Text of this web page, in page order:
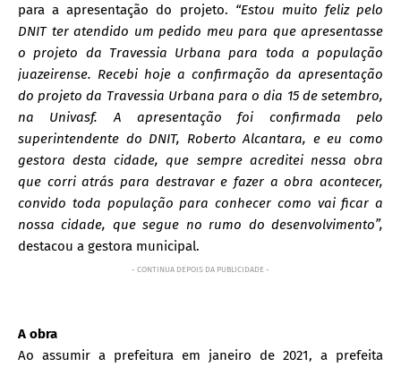
para a apresentação do projeto. “Estou muito feliz pelo
DNIT ter atendido um pedido meu para que apresentasse
o projeto da Travessia Urbana para toda a população
juazeirense. Recebi hoje a confirmação da apresentação
do projeto da Travessia Urbana para o dia 15 de setembro,
na Univasf. A apresentação foi confirmada pelo
superintendente do DNIT, Roberto Alcantara, e eu como
gestora desta cidade, que sempre acreditei nessa obra
que corri atrás para destravar e fazer a obra acontecer,
convido toda população para conhecer como vai ficar a
nossa cidade, que segue no rumo do desenvolvimento”,
destacou a gestora municipal.
- CONTINUA DEPOIS DA PUBLICIDADE -
A obra
Ao assumir a prefeitura em janeiro de 2021, a prefeita